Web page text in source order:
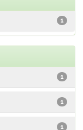
1
1
1
1